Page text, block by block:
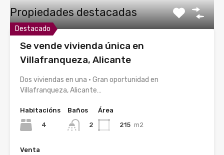
Propiedades destacadas
Destacado
Se vende vivienda única en
Villafranqueza, Alicante
Dos viviendas en una · Gran oportunidad en
Villafranqueza, Alicante…
Habitacións
4
Baños
2
Área
215 m2
Venta